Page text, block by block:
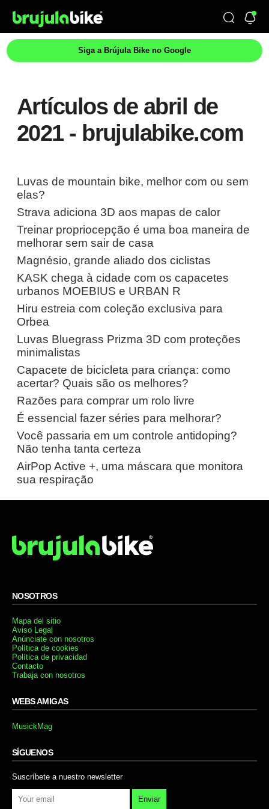
Siga a Brújula Bike no Google
Artículos de abril de
2021 - brujulabike.com
Luvas de mountain bike, melhor com ou sem
elas?
Strava adiciona 3D aos mapas de calor
Treinar propriocepção é uma boa maneira de
melhorar sem sair de casa
Magnésio, grande aliado dos ciclistas
KASK chega à cidade com os capacetes
urbanos MOEBIUS e URBAN R
Hiru estreia com coleção exclusiva para
Orbea
Luvas Bluegrass Prizma 3D com proteções
minimalistas
Capacete de bicicleta para criança: como
acertar? Quais são os melhores?
Razões para comprar um rolo livre
É essencial fazer séries para melhorar?
Você passaria em um controle antidoping?
Não tenha tanta certeza
AirPop Active +, uma máscara que monitora
sua respiração
NOSOTROS
Mapa del sitio
Aviso Legal
Anúnciate con nosotros
Política de cookies
Política de privacidad
Contacto
Trabaja con nosotros
WEBS AMIGAS
MusickMag
SÍGUENOS
Suscríbete a nuestro newsletter
Enviar